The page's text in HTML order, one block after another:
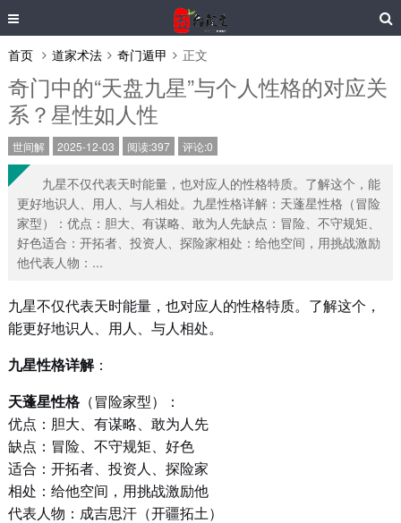
首页 道家术法 奇门遁甲 正文
奇门中的“天盘九星”与个人性格的对应关
系？星性如人性
世间解 2025-12-03 阅读:397 评论:0
九星不仅代表天时能量，也对应人的性格特质。了解这个，能
更好地识人、用人、与人相处。九星性格详解：天蓬星性格（冒险
家型）：优点：胆大、有谋略、敢为人先缺点：冒险、不守规矩、
好色适合：开拓者、投资人、探险家相处：给他空间，用挑战激励
他代表人物：...
九星不仅代表天时能量，也对应人的性格特质。了解这个，
能更好地识人、用人、与人相处。
九星性格详解：
天蓬星性格（冒险家型）：
优点：胆大、有谋略、敢为人先
缺点：冒险、不守规矩、好色
适合：开拓者、投资人、探险家
相处：给他空间，用挑战激励他
代表人物：成吉思汗（开疆拓土）